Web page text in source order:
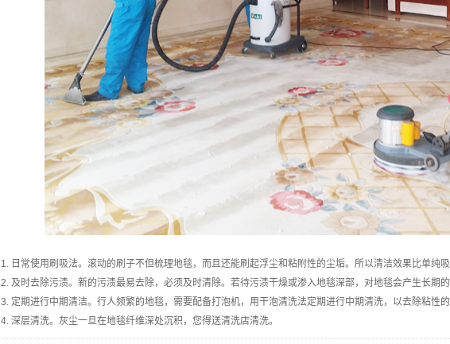
1. 日常使用刷吸法。滚动的刷子不但梳理地毯，而且还能刷起浮尘和粘附性的尘垢。所以清洁效果比单纯
2. 及时去除污渍。新的污渍最易去除，必须及时清除。若待污渍干燥或渗入地毯深部，对地毯会产生长期的
3. 定期进行中期清洁。行人频繁的地毯，需要配备打泡机，用干泡清洗法定期进行中期清洗，以去除粘性的
4. 深层清洗。灰尘一旦在地毯纤维深处沉积，您得送清洗店清洗。